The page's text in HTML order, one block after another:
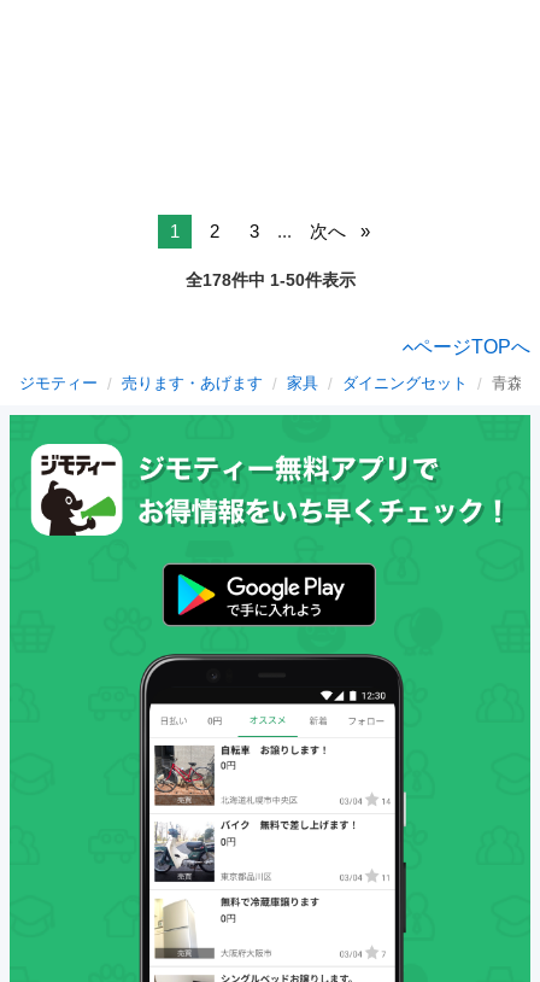
1 2 3 ... 次へ
全178件中 1-50件表示
ページTOPへ
ジモティー 売ります・あげます 家具 ダイニングセット 青森